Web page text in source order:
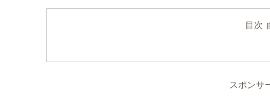
目次
スポンサ